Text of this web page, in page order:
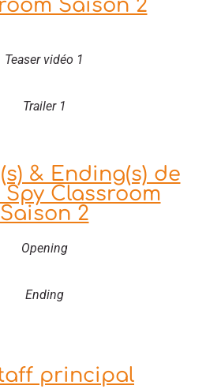
Saison 2
Teaser vidéo 1
Trailer 1
& Ending(s) de
Spy Classroom
Saison 2
Opening
Ending
principal